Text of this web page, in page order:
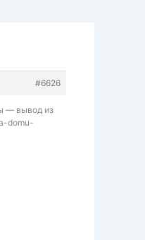
#6626
— вывод из
domu-